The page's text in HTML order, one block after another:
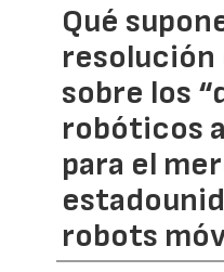
Qué
resolución
sobre los
robóticos
para el
robots